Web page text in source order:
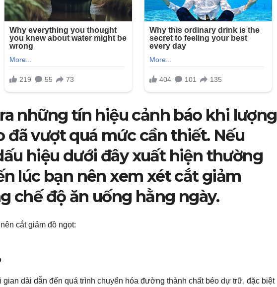
những tín hiệu cảnh báo khi lượng
đã vượt quá mức cần thiết. Nếu
hiệu dưới đây xuất hiện thường
lúc bạn nên xem xét cắt giảm
chế độ ăn uống hằng ngày.
cắt giảm đồ ngọt:
dài dẫn đến quá trình chuyển hóa đường thành chất béo dự trữ, đặc biệt